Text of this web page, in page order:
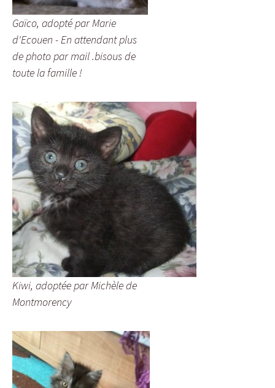
Gaïco, adopté par Marie
d'Ecouen - En attendant plus
de photo par mail .bisous de
toute la famille !
Kiwi, adoptée par Michèle de
Montmorency